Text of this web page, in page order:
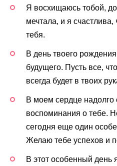
Я восхищаюсь тобой,
мечтала, и я
тебя.
В день твоего
будущего. Пусть все,
всегда будет в твоих
В моем сердце надолго
воспоминания о тебе.
сегодня еще один
Желаю тебе успехов и
В этот особенный день